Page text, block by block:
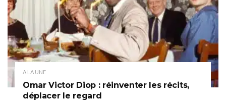
A LA UNE
Omar Victor Diop : réinventer les récits,
déplacer le regard